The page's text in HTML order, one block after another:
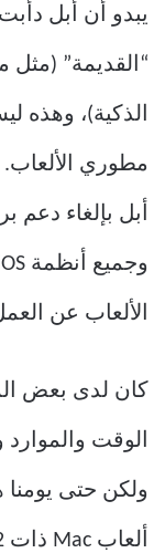
يبدو أن أبل
“القديمة”
الذكية)، وهذه
مطوري الألعاب.
الألعاب عن العمل،
ولكن حتى يومنا